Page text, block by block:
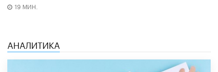
19 МИН.
АНАЛИТИКА